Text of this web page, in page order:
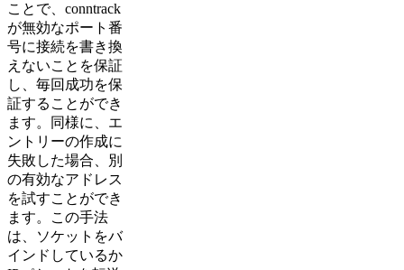
ことで、conntrack
が無効なポート番
号に接続を書き換
えないことを保証
し、毎回成功を保
証することができ
ます。同様に、エ
ントリーの作成に
失敗した場合、別
の有効なアドレス
を試すことができ
ます。この手法
は、ソケットをバ
インドしているか